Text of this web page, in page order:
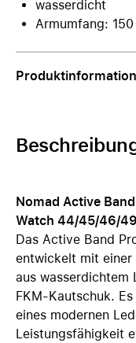
wasserdicht
Armumfang:
Nomad Active
Watch 44/45/46/
Das Active Band
entwickelt mit
aus wasserdichtem
FKM-Kautschuk.
eines modernen
Leistungsfähigkeit